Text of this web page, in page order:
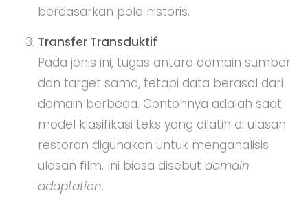
berdasarkan pola historis.
Transfer Transduktif
Pada jenis ini, tugas antara domain sumber
dan target sama, tetapi data berasal dari
domain berbeda. Contohnya adalah saat
model klasifikasi teks yang dilatih di ulasan
restoran digunakan untuk menganalisis
ulasan film. Ini biasa disebut domain
adaptation.